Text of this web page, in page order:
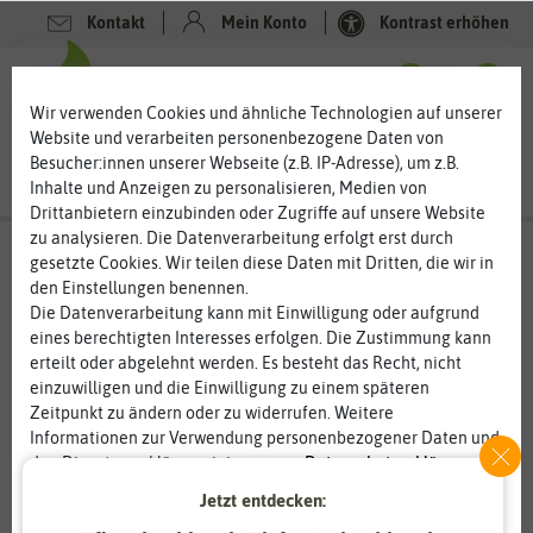
Kontakt Mein Konto Kontrast erhöhen
-80%
Wir verwenden Cookies und ähnliche Technologien auf unserer
Website und verarbeiten personenbezogene Daten von
Besucher:innen unserer Webseite (z.B. IP-Adresse), um z.B.
Inhalte und Anzeigen zu personalisieren, Medien von
Drittanbietern einzubinden oder Zugriffe auf unsere Website
zu analysieren. Die Datenverarbeitung erfolgt erst durch
gesetzte Cookies. Wir teilen diese Daten mit Dritten, die wir in
den Einstellungen benennen.
Die Datenverarbeitung kann mit Einwilligung oder aufgrund
eines berechtigten Interesses erfolgen. Die Zustimmung kann
erteilt oder abgelehnt werden. Es besteht das Recht, nicht
einzuwilligen und die Einwilligung zu einem späteren
Zeitpunkt zu ändern oder zu widerrufen. Weitere
Informationen zur Verwendung personenbezogener Daten und
den Diensten erklären wir in unsererDaten­schutz­erklärung.
Jetzt entdecken: